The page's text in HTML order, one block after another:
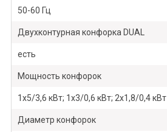
50-60 Гц
Двухконтурная конфорка DUAL
есть
Мощность конфорок
1х5/3,6 кВт; 1х3/0,6 кВт; 2х1,8/0,4 кВт
Диаметр конфорок